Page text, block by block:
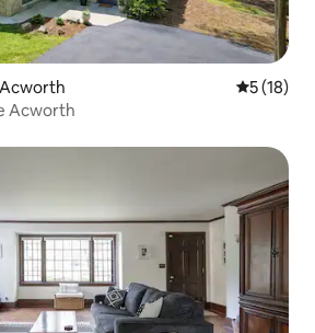
5 (18)
Acworth